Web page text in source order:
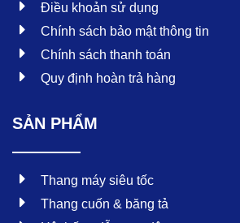
Điều khoản sử dụng
Chính sách bảo mật thông tin
Chính sách thanh toán
Quy định hoàn trả hàng
SẢN PHẨM
Thang máy siêu tốc
Thang cuốn & băng tả